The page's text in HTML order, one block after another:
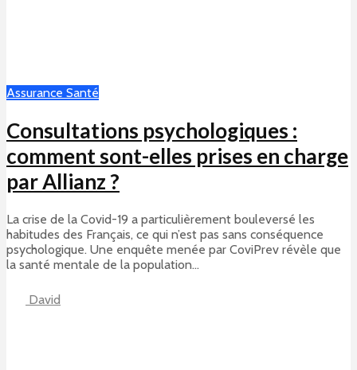
Assurance Santé
Consultations psychologiques :
comment sont-elles prises en charge
par Allianz ?
La crise de la Covid-19 a particulièrement bouleversé les
habitudes des Français, ce qui n’est pas sans conséquence
psychologique. Une enquête menée par CoviPrev révèle que
la santé mentale de la population...
David